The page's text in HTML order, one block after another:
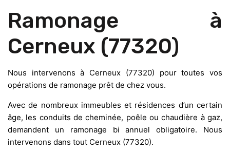
Ramonage à
Cerneux (77320)
Nous intervenons à Cerneux (77320) pour toutes vos
opérations de ramonage prêt de chez vous.
Avec de nombreux immeubles et résidences d’un certain
âge, les conduits de cheminée, poêle ou chaudière à gaz,
demandent un ramonage bi annuel obligatoire. Nous
intervenons dans tout Cerneux (77320).